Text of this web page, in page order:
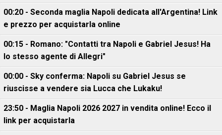
00:20 - Seconda maglia Napoli dedicata all'Argentina! Link
e prezzo per acquistarla online
00:15 - Romano: "Contatti tra Napoli e Gabriel Jesus! Ha
lo stesso agente di Allegri"
00:00 - Sky conferma: Napoli su Gabriel Jesus se
riuscisse a vendere sia Lucca che Lukaku!
23:50 - Maglia Napoli 2026 2027 in vendita online! Ecco il
link per acquistarla